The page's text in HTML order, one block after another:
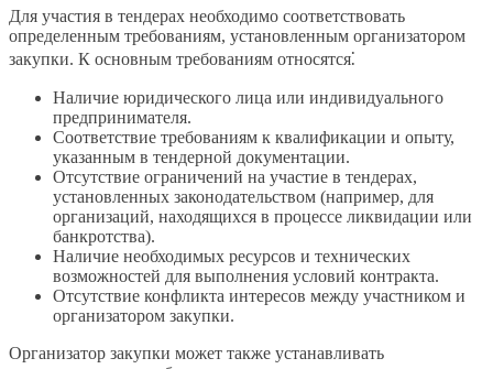
Для участия в тендерах необходимо соответствовать
определенным требованиям, установленным организатором
закупки. К основным требованиям относятся⁚
Наличие юридического лица или индивидуального
предпринимателя.
Соответствие требованиям к квалификации и опыту,
указанным в тендерной документации.
Отсутствие ограничений на участие в тендерах,
установленных законодательством (например, для
организаций, находящихся в процессе ликвидации или
банкротства).
Наличие необходимых ресурсов и технических
возможностей для выполнения условий контракта.
Отсутствие конфликта интересов между участником и
организатором закупки.
Организатор закупки может также устанавливать